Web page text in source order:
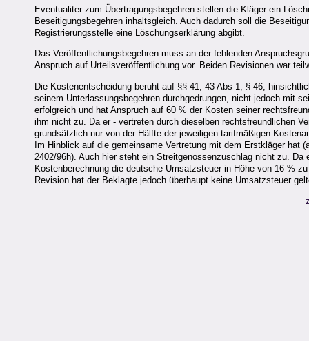
Eventualiter zum Übertragungsbegehren stellen die Kläger ein
Beseitigungsbegehren inhaltsgleich. Auch dadurch soll die
Registrierungsstelle eine Löschungserklärung abgibt.
Das Veröffentlichungsbegehren muss an der fehlenden
Anspruch auf Urteilsveröffentlichung vor. Beiden Revisionen war
Die Kostenentscheidung beruht auf §§ 41, 43 Abs 1, § 46,
seinem Unterlassungsbegehren durchgedrungen, nicht jedoch mit
erfolgreich und hat Anspruch auf 60 % der Kosten seiner
ihm nicht zu. Da er - vertreten durch dieselben rechtsfreundlichen
grundsätzlich nur von der Hälfte der jeweiligen tarifmäßigen
Im Hinblick auf die gemeinsame Vertretung mit dem Erstkläger hat
2402/96h). Auch hier steht ein Streitgenossenzuschlag nicht zu.
Kostenberechnung die deutsche Umsatzsteuer in Höhe von 16 %
Revision hat der Beklagte jedoch überhaupt keine Umsatzsteuer